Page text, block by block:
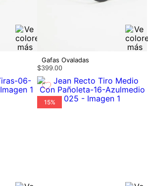
Gafas Ovaladas
$399.00
15%